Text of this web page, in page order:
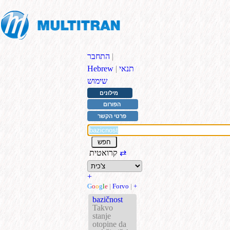
התחבר |
Hebrew | תנאי
שימוש
מילונים
הפורום
פרטי הקשר
⇄
+
Google | Forvo | +
bazičnost
Takvo
stanje
otopine da